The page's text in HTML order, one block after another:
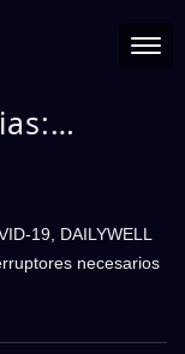
de
para
19, DAILYWELL
necesarios